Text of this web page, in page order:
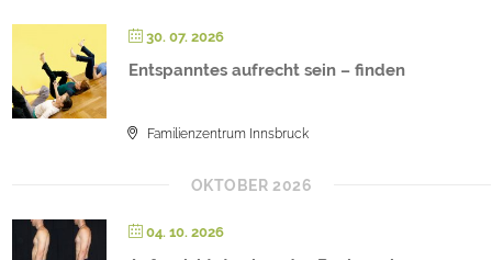
30. 07. 2026
Entspanntes aufrecht sein – finden
Familienzentrum Innsbruck
OKTOBER 2026
04. 10. 2026